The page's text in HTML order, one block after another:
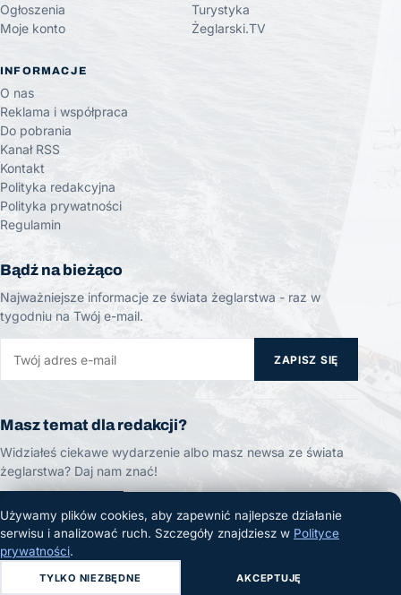
Ogłoszenia
Moje konto
Turystyka
Żeglarski.TV
INFORMACJE
O nas
Reklama i współpraca
Do pobrania
Kanał RSS
Kontakt
Polityka redakcyjna
Polityka prywatności
Regulamin
Bądź na bieżąco
Najważniejsze informacje ze świata żeglarstwa - raz w
tygodniu na Twój e-mail.
ZAPISZ SIĘ
Masz temat dla redakcji?
Widziałeś ciekawe wydarzenie albo masz newsa ze świata
żeglarstwa? Daj nam znać!
ZGŁOŚ TEMAT
© 2026 Żeglarski.info. Wszelkie prawa zastrzeżone.
Używamy plików cookies, aby zapewnić najlepsze działanie
serwisu i analizować ruch. Szczegóły znajdziesz w Polityce
prywatności.
TYLKO NIEZBĘDNE AKCEPTUJĘ